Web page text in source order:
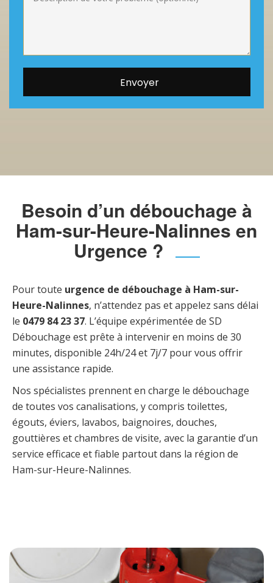
Besoin d’un débouchage à
Ham-sur-Heure-Nalinnes en
Urgence ?
Pour toute urgence de débouchage à Ham-sur-
Heure-Nalinnes, n’attendez pas et appelez sans délai
le 0479 84 23 37. L’équipe expérimentée de SD
Débouchage est prête à intervenir en moins de 30
minutes, disponible 24h/24 et 7j/7 pour vous offrir
une assistance rapide.
Nos spécialistes prennent en charge le débouchage
de toutes vos canalisations, y compris toilettes,
égouts, éviers, lavabos, baignoires, douches,
gouttières et chambres de visite, avec la garantie d’un
service efficace et fiable partout dans la région de
Ham-sur-Heure-Nalinnes.